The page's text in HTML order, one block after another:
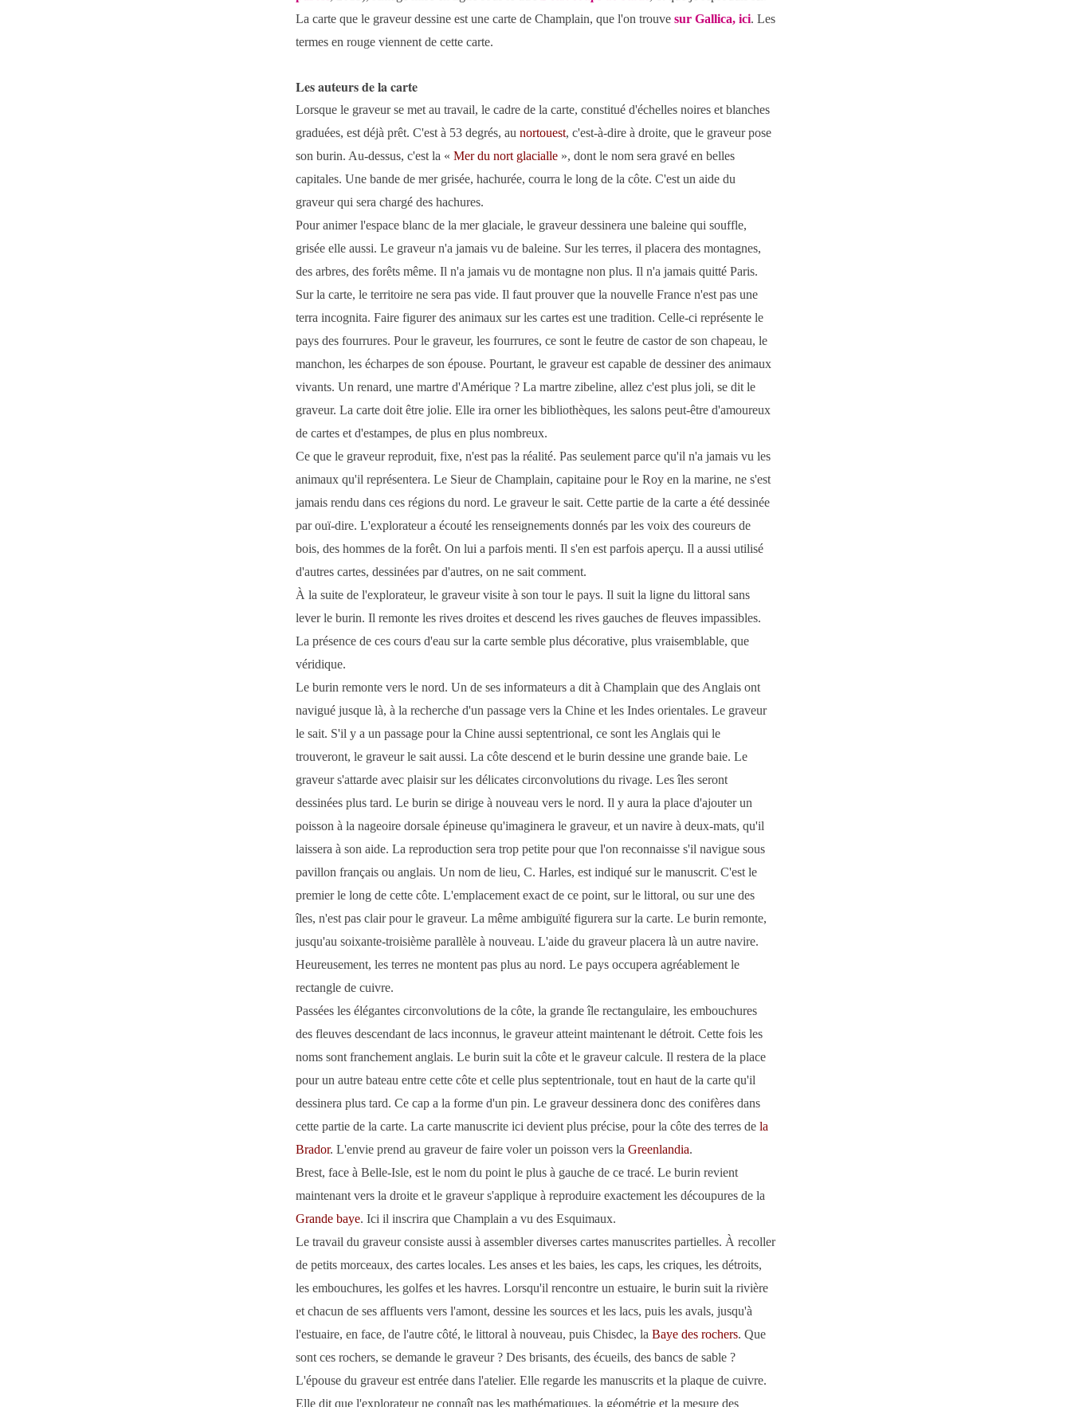
La carte que le graveur dessine est une carte de Champlain, que l'on trouve sur Gallica, ici. Les
termes en rouge viennent de cette carte.
Les auteurs de la carte
Lorsque le graveur se met au travail, le cadre de la carte, constitué d'échelles noires et blanches
graduées, est déjà prêt. C'est à 53 degrés, au nortouest, c'est-à-dire à droite, que le graveur pose
son burin. Au-dessus, c'est la « Mer du nort glacialle», dont le nom sera gravé en belles
capitales. Une bande de mer grisée, hachurée, courra le long de la côte. C'est un aide du
graveur qui sera chargé des hachures.
Pour animer l'espace blanc de la mer glaciale, le graveur dessinera une baleine qui souffle,
grisée elle aussi. Le graveur n'a jamais vu de baleine. Sur les terres, il placera des montagnes,
des arbres, des forêts même. Il n'a jamais vu de montagne non plus. Il n'a jamais quitté Paris.
Sur la carte, le territoire ne sera pas vide. Il faut prouver que la nouvelle France n'est pas une
terra incognita. Faire figurer des animaux sur les cartes est une tradition. Celle-ci représente le
pays des fourrures. Pour le graveur, les fourrures, ce sont le feutre de castor de son chapeau, le
manchon, les écharpes de son épouse. Pourtant, le graveur est capable de dessiner des animaux
vivants. Un renard, une martre d'Amérique ? La martre zibeline, allez c'est plus joli, se dit le
graveur. La carte doit être jolie. Elle ira orner les bibliothèques, les salons peut-être d'amoureux
de cartes et d'estampes, de plus en plus nombreux.
Ce que le graveur reproduit, fixe, n'est pas la réalité. Pas seulement parce qu'il n'a jamais vu les
animaux qu'il représentera. Le Sieur de Champlain, capitaine pour le Roy en la marine, ne s'est
jamais rendu dans ces régions du nord. Le graveur le sait. Cette partie de la carte a été dessinée
par ouï-dire. L'explorateur a écouté les renseignements donnés par les voix des coureurs de
bois, des hommes de la forêt. On lui a parfois menti. Il s'en est parfois aperçu. Il a aussi utilisé
d'autres cartes, dessinées par d'autres, on ne sait comment.
À la suite de l'explorateur, le graveur visite à son tour le pays. Il suit la ligne du littoral sans
lever le burin. Il remonte les rives droites et descend les rives gauches de fleuves impassibles.
La présence de ces cours d'eau sur la carte semble plus décorative, plus vraisemblable, que
véridique.
Le burin remonte vers le nord. Un de ses informateurs a dit à Champlain que des Anglais ont
navigué jusque là, à la recherche d'un passage vers la Chine et les Indes orientales. Le graveur
le sait. S'il y a un passage pour la Chine aussi septentrional, ce sont les Anglais qui le
trouveront, le graveur le sait aussi. La côte descend et le burin dessine une grande baie. Le
graveur s'attarde avec plaisir sur les délicates circonvolutions du rivage. Les îles seront
dessinées plus tard. Le burin se dirige à nouveau vers le nord. Il y aura la place d'ajouter un
poisson à la nageoire dorsale épineuse qu'imaginera le graveur, et un navire à deux-mats, qu'il
laissera à son aide. La reproduction sera trop petite pour que l'on reconnaisse s'il navigue sous
pavillon français ou anglais. Un nom de lieu, C. Harles, est indiqué sur le manuscrit. C'est le
premier le long de cette côte. L'emplacement exact de ce point, sur le littoral, ou sur une des
îles, n'est pas clair pour le graveur. La même ambiguïté figurera sur la carte. Le burin remonte,
jusqu'au soixante-troisième parallèle à nouveau. L'aide du graveur placera là un autre navire.
Heureusement, les terres ne montent pas plus au nord. Le pays occupera agréablement le
rectangle de cuivre.
Passées les élégantes circonvolutions de la côte, la grande île rectangulaire, les embouchures
des fleuves descendant de lacs inconnus, le graveur atteint maintenant le détroit. Cette fois les
noms sont franchement anglais. Le burin suit la côte et le graveur calcule. Il restera de la place
pour un autre bateau entre cette côte et celle plus septentrionale, tout en haut de la carte qu'il
dessinera plus tard. Ce cap a la forme d'un pin. Le graveur dessinera donc des conifères dans
cette partie de la carte. La carte manuscrite ici devient plus précise, pour la côte des terres de la
Brador. L'envie prend au graveur de faire voler un poisson vers la Greenlandia.
Brest, face à Belle-Isle, est le nom du point le plus à gauche de ce tracé. Le burin revient
maintenant vers la droite et le graveur s'applique à reproduire exactement les découpures de la
Grande baye. Ici il inscrira que Champlain a vu des Esquimaux.
Le travail du graveur consiste aussi à assembler diverses cartes manuscrites partielles. À recoller
de petits morceaux, des cartes locales. Les anses et les baies, les caps, les criques, les détroits,
les embouchures, les golfes et les havres. Lorsqu'il rencontre un estuaire, le burin suit la rivière
et chacun de ses affluents vers l'amont, dessine les sources et les lacs, puis les avals, jusqu'à
l'estuaire, en face, de l'autre côté, le littoral à nouveau, puis Chisdec, la Baye des rochers. Que
sont ces rochers, se demande le graveur ? Des brisants, des écueils, des bancs de sable ?
L'épouse du graveur est entrée dans l'atelier. Elle regarde les manuscrits et la plaque de cuivre.
Elle dit que l'explorateur ne connaît pas les mathématiques, la géométrie et la mesure des